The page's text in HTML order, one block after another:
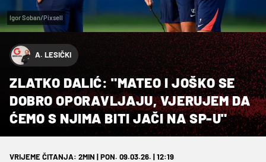
Igor Soban/Pixsell
A. LESIČKI
ZLATKO DALIĆ: "MATEO I JOŠKO SE
DOBRO OPORAVLJAJU, VJERUJEM DA
ĆEMO S NJIMA BITI JAČI NA SP-U"
VRIJEME ČITANJA: 2MIN | PON. 09.03.26. | 12:19